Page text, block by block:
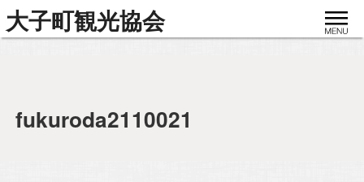
大子町観光協会 toggle
fukuroda2110021